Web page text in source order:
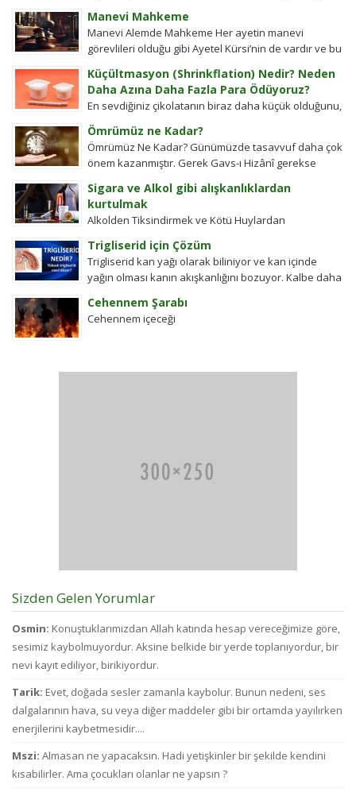
Manevi Mahkeme
Manevi Alemde Mahkeme Her ayetin manevi
görevlileri olduğu gibi Ayetel Kürsi’nin de vardır ve bu
Küçültmasyon (Shrinkflation) Nedir? Neden
Daha Azına Daha Fazla Para Ödüyoruz?
En sevdiğiniz çikolatanın biraz daha küçük olduğunu,
aynı büyüklükteki pakette daha az bisküvi
bulunduğunu veya cips torbalarının daha fazla
hava...
Ömrümüz ne Kadar?
Ömrümüz Ne Kadar? Günümüzde tasavvuf daha çok
önem kazanmıştır. Gerek Gavs-ı Hizânî gerekse
değildi....
Sigara ve Alkol gibi alışkanlıklardan
kurtulmak
Alkolden Tiksindirmek ve Kötü Huylardan
Huylardan Vazgecirmek icin Okumak için belli bir
zamanı yok...
Trigliserid için Çözüm
Trigliserid kan yağı olarak biliniyor ve kan içinde
yağın olması kanın akışkanlığını bozuyor. Kalbe daha
Cehennem Şarabı
Cehennem içeceği
Sizden Gelen Yorumlar
Osmin: Konuştuklarımızdan Allah katında hesap vereceğimize göre,
sesimiz kaybolmuyordur. Aksine belkide bir yerde toplanıyordur, bir
nevi kayıt ediliyor, birikiyordur.
Tarik: Evet, doğada sesler zamanla kaybolur. Bunun nedeni, ses
dalgalarının hava, su veya diğer maddeler gibi bir ortamda yayılırken
enerjilerini kaybetmesidir....
Mszi: Almasan ne yapacaksın. Hadi yetişkinler bir şekilde kendini
kısabilirler. Ama çocukları olanlar ne yapsın ?